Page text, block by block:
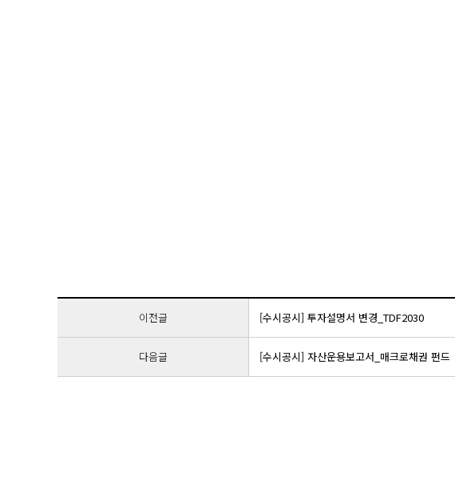
이전글 [수시공시] 투자설명서 변경_TDF2030
다음글 [수시공시] 자산운용보고서_매크로채권 펀드